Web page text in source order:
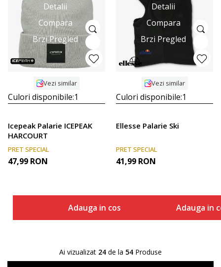
Detalii
Compara
Brzi Pregled
Vezi similar
Culori disponibile:1
Icepeak Palarie ICEPEAK
HARCOURT
PRET SPECIAL
47,99 RON
Adauga in cos
Detalii
Compara
Brzi Pregled
Vezi similar
Culori disponibile:1
Ellesse Palarie Ski
PRET SPECIAL
41,99 RON
Adauga in
Ai vizualizat 24 de la 54 Produse